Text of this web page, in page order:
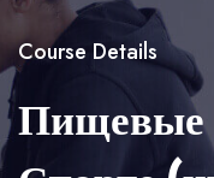
Course Details
Пищевые